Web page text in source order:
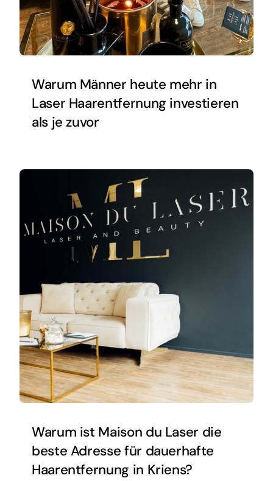
Warum Männer heute mehr in
Laser Haarentfernung investieren
als je zuvor
Warum ist Maison du Laser die
beste Adresse für dauerhafte
Haarentfernung in Kriens?